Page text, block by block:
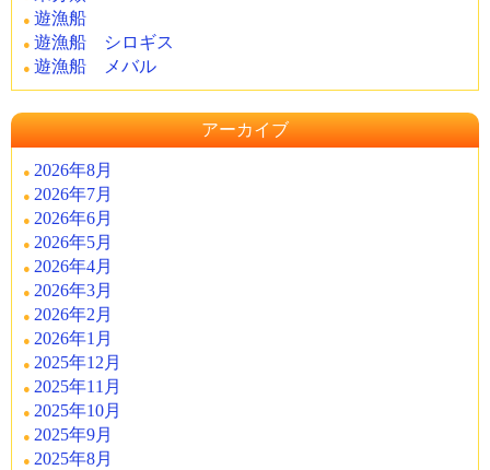
遊漁船
遊漁船 シロギス
遊漁船 メバル
アーカイブ
2026年8月
2026年7月
2026年6月
2026年5月
2026年4月
2026年3月
2026年2月
2026年1月
2025年12月
2025年11月
2025年10月
2025年9月
2025年8月